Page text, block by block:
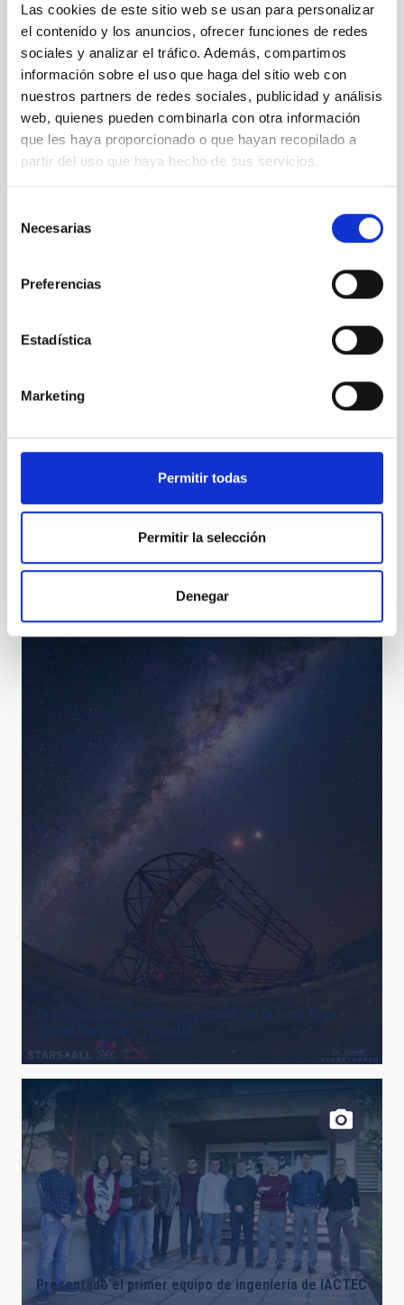
Las cookies de este sitio web se usan para personalizar
el contenido y los anuncios, ofrecer funciones de redes
sociales y analizar el tráfico. Además, compartimos
información sobre el uso que haga del sitio web con
nuestros partners de redes sociales, publicidad y análisis
web, quienes pueden combinarla con otra información
que les haya proporcionado o que hayan recopilado a
partir del uso que haya hecho de sus servicios.
Necesarias
Preferencias
Estadística
Marketing
Permitir todas
Permitir la selección
Denegar
Asteroid Day
Noviembre, mes de la divulgación científica
Presentado el primer equipo de ingeniería de IACTEC